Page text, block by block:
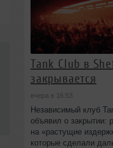
Tank Club в
закрывается
вчера в 16:53
Независимый клуб
объявил о закрытии:
на «растущие
которые сделали